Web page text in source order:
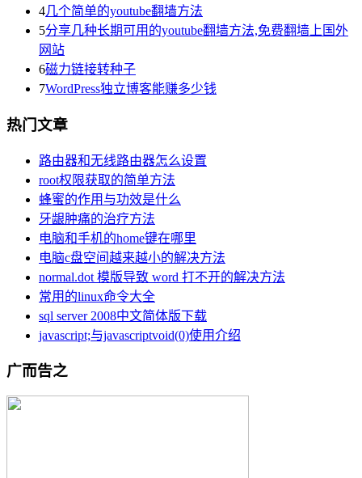
4几个简单的youtube翻墙方法
5分享几种长期可用的youtube翻墙方法,免费翻墙上国外
网站
6磁力链接转种子
7WordPress独立博客能赚多少钱
热门文章
路由器和无线路由器怎么设置
root权限获取的简单方法
蜂蜜的作用与功效是什么
牙龈肿痛的治疗方法
电脑和手机的home键在哪里
电脑c盘空间越来越小的解决方法
normal.dot 模版导致 word 打不开的解决方法
常用的linux命令大全
sql server 2008中文简体版下载
javascript;与javascriptvoid(0)使用介绍
广而告之